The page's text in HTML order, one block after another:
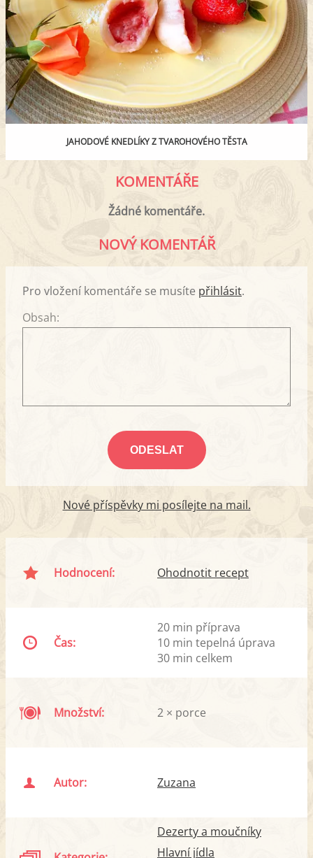
JAHODOVÉ KNEDLÍKY Z TVAROHOVÉHO TĚSTA
KOMENTÁŘE
Žádné komentáře.
NOVÝ KOMENTÁŘ
Pro vložení komentáře se musíte přihlásit.
Obsah:
Nové příspěvky mi posílejte na mail.
Hodnocení: Ohodnotit recept
Čas:
20 min příprava
10 min tepelná úprava
30 min celkem
Množství: 2 × porce
Autor: Zuzana
Dezerty a moučníky
Hlavní jídla